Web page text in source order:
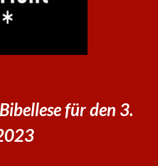
für den 3.